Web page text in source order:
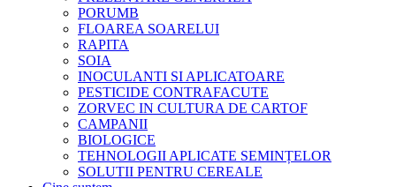
PORUMB
FLOAREA SOARELUI
RAPITA
SOIA
INOCULANTI SI APLICATOARE
PESTICIDE CONTRAFACUTE
ZORVEC IN CULTURA DE CARTOF
CAMPANII
BIOLOGICE
TEHNOLOGII APLICATE SEMINȚELOR
SOLUTII PENTRU CEREALE